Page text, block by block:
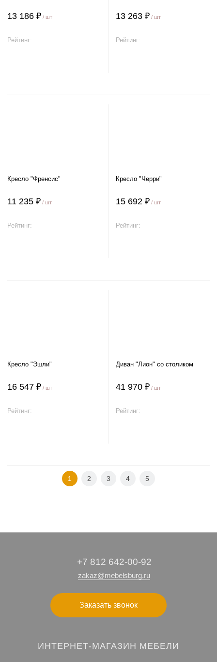
13 186 ₽ / шт
Рейтинг:
13 263 ₽ / шт
Рейтинг:
Кресло "Френсис"
11 235 ₽ / шт
Рейтинг:
Кресло "Черри"
15 692 ₽ / шт
Рейтинг:
Кресло "Эшли"
16 547 ₽ / шт
Рейтинг:
Диван "Лион" со столиком
41 970 ₽ / шт
Рейтинг:
1 2 3 4 5
+7 812 642-00-92
zakaz@mebelsburg.ru
Заказать звонок
ИНТЕРНЕТ-МАГАЗИН МЕБЕЛИ